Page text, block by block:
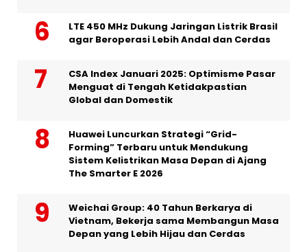
LTE 450 MHz Dukung Jaringan Listrik Brasil
agar Beroperasi Lebih Andal dan Cerdas
CSA Index Januari 2025: Optimisme Pasar
Menguat di Tengah Ketidakpastian
Global dan Domestik
Huawei Luncurkan Strategi “Grid-
Forming” Terbaru untuk Mendukung
Sistem Kelistrikan Masa Depan di Ajang
The Smarter E 2026
Weichai Group: 40 Tahun Berkarya di
Vietnam, Bekerja sama Membangun Masa
Depan yang Lebih Hijau dan Cerdas